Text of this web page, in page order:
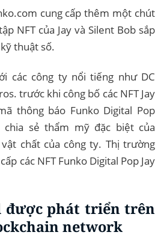
cung cấp thêm một chút
NFT của Jay và Silent Bob sắp
thuật số.
các công ty nổi tiếng như DC
trước khi công bố các NFT Jay
thông báo Funko Digital Pop
sẻ thẩm mỹ đặc biệt của
chất của công ty. Thị trường
các NFT Funko Digital Pop Jay
được phát triển trên
network